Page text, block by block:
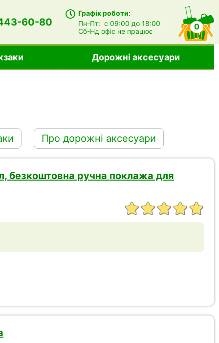
60-80
Графік роботи:
Пн-Пт:с 09:00 до 18:00
Сб-Ндофіс не працює 0
Дорожні аксесуари
Про дорожні аксесуари
безкоштовна ручна поклажа для